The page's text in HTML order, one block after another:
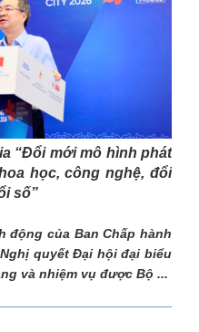
“Đổi mới mô hình phát
học, công nghệ, đổi
số”
động của Ban Chấp hành
quyết Đại hội đại biểu
và nhiệm vụ được Bộ ...